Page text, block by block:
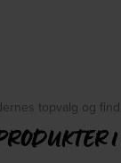
topvalg og